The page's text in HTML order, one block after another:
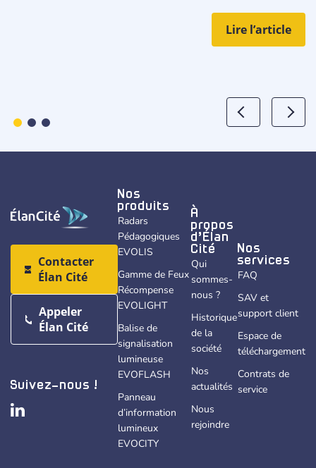
Lire l’article
Contacter
Élan Cité
Appeler
Élan Cité
Suivez-nous !
Nos
produits
Radars
Pédagogiques
EVOLIS
Gamme de Feux
Récompense
EVOLIGHT
Balise de
signalisation
lumineuse
EVOFLASH
Panneau
d’information
lumineux
EVOCITY
À
propos
d’Élan
Cité
Qui
sommes-
nous ?
Historique
de la
société
Nos
actualités
Nous
rejoindre
Nos
services
FAQ
SAV et
support client
Espace de
téléchargement
Contrats de
service